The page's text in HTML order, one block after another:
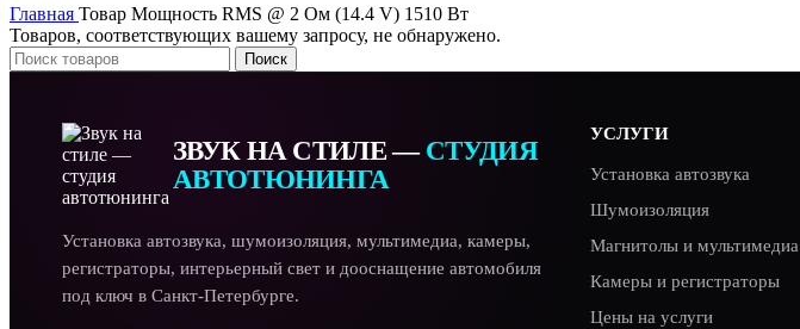
Главная Товар Мощность RMS @ 2 Ом (14.4 V) 1510 Вт
Товаров, соответствующих вашему запросу, не обнаружено.
Поиск
ЗВУК НА СТИЛЕ — СТУДИЯ
АВТОТЮНИНГА
Установка автозвука, шумоизоляция, мультимедиа, камеры,
регистраторы, интерьерный свет и дооснащение автомобиля
под ключ в Санкт-Петербурге.
УСЛУГИ
Установка автозвука
Шумоизоляция
Магнитолы и мультимедиа
Камеры и регистраторы
Цены на услуги